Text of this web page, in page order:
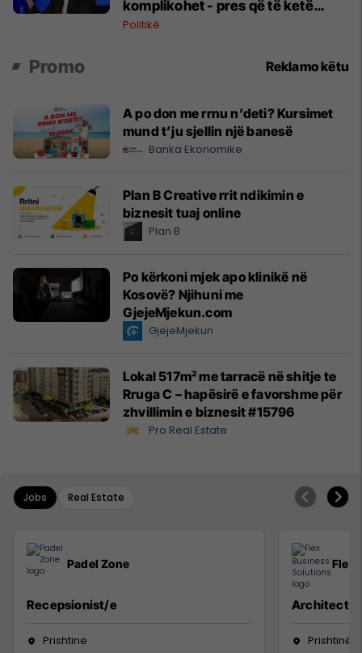
komplikohet - pres që të ketë
lëshim
Politikë
Promo Reklamo këtu
A po don me rrnu n’deti? Kursimet
mund t’ju sjellin një banesë
Banka Ekonomike
Plan B Creative rrit ndikimin e
biznesit tuaj online
Plan B
Po kërkoni mjek apo klinikë në
Kosovë? Njihuni me
GjejeMjekun.com
GjejeMjekun
Lokal 517m² me tarracë në shitje te
Rruga C – hapësirë e favorshme për
zhvillimin e biznesit #15796
Pro Real Estate
Jobs Real Estate
Padel Zone
Recepsionist/e
Prishtine
Flex
Architect
Prishtinë